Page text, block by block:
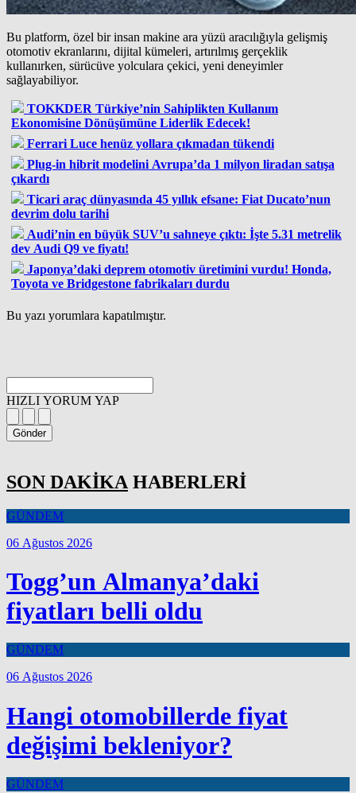
Bu platform, özel bir insan makine ara yüzü aracılığıyla gelişmiş
otomotiv ekranlarını, dijital kümeleri, artırılmış gerçeklik
kullanırken, sürücüve yolculara çekici, yeni deneyimler
sağlayabiliyor.
TOKKDER Türkiye’nin Sahiplikten Kullanım
Ekonomisine Dönüşümüne Liderlik Edecek!
Ferrari Luce henüz yollara çıkmadan tükendi
Plug-in hibrit modelini Avrupa’da 1 milyon liradan satışa
çıkardı
Ticari araç dünyasında 45 yıllık efsane: Fiat Ducato’nun
devrim dolu tarihi
Audi’nin en büyük SUV’u sahneye çıktı: İşte 5.31 metrelik
dev Audi Q9 ve fiyatı!
Japonya’daki deprem otomotiv üretimini vurdu! Honda,
Toyota ve Bridgestone fabrikaları durdu
Bu yazı yorumlara kapatılmıştır.
HIZLI YORUM YAP
Gönder
SON DAKİKA HABERLERİ
GÜNDEM
06 Ağustos 2026
Togg’un Almanya’daki
fiyatları belli oldu
GÜNDEM
06 Ağustos 2026
Hangi otomobillerde fiyat
değişimi bekleniyor?
GÜNDEM